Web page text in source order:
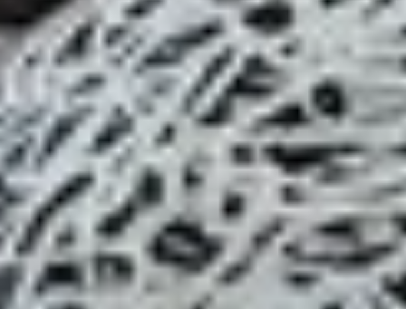
wieder so weit: Unsere diesjährige Fahrt zu unserer Partnerschule